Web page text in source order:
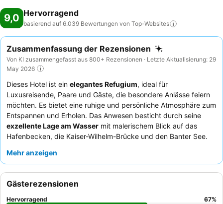
9,0 Hervorragend
basierend auf 6.039 Bewertungen von Top-Websites
Zusammenfassung der Rezensionen
Von KI zusammengefasst aus 800+ Rezensionen · Letzte Aktualisierung: 29
May 2026
Dieses Hotel ist ein elegantes Refugium, ideal für
Luxusreisende, Paare und Gäste, die besondere Anlässe feiern
möchten. Es bietet eine ruhige und persönliche Atmosphäre zum
Entspannen und Erholen. Das Anwesen besticht durch seine
exzellente Lage am Wasser mit malerischem Blick auf das
Hafenbecken, die Kaiser-Wilhelm-Brücke und den Banter See.
Sauna und einem großzügigen Swimmingpool verwöhnen
aufmerksamen Service gelobt, während das
für seine umfangreiche und vielfältige Auswahl, einschließlich
frischer Früchte und Eierspeisen nach Wunsch, geschätzt wird.
Mehr anzeigen
Gästerezensionen
Hervorragend 67%